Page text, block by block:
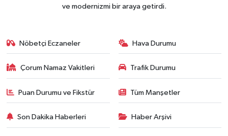
ve modernizmi bir araya getirdi.
Nöbetçi Eczaneler Hava Durumu
Çorum Namaz Vakitleri Trafik Durumu
Puan Durumu ve Fikstür Tüm Manşetler
Son Dakika Haberleri Haber Arşivi